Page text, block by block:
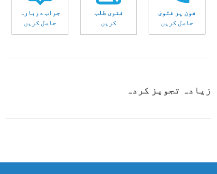
فون پر فتویٰ
حاصل کریں
فتوی طلب
کریں
جواب دوبارہ
حاصل کریں
زیادہ تجویز کردہ